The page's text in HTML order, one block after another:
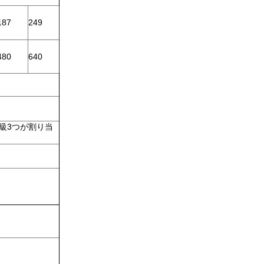
249
640
3つが割り当